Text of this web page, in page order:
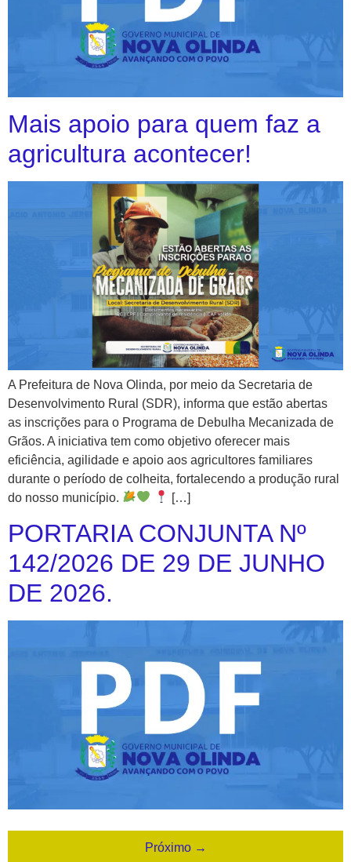
Mais apoio para quem faz a
agricultura acontecer!
A Prefeitura de Nova Olinda, por meio da Secretaria de
Desenvolvimento Rural (SDR), informa que estão abertas
as inscrições para o Programa de Debulha Mecanizada de
Grãos. A iniciativa tem como objetivo oferecer mais
eficiência, agilidade e apoio aos agricultores familiares
durante o período de colheita, fortalecendo a produção rural
do nosso município.
[…]
PORTARIA CONJUNTA Nº
142/2026 DE 29 DE JUNHO
DE 2026.
Próximo →